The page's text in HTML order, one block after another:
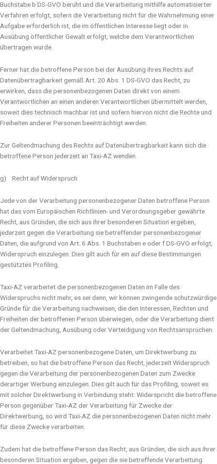
Buchstabe b DS-GVO beruht und die Verarbeitung mithilfe automatisierter
Verfahren erfolgt, sofern die Verarbeitung nicht für die Wahrnehmung einer
Aufgabe erforderlich ist, die im öffentlichen Interesse liegt oder in
Ausübung öffentlicher Gewalt erfolgt, welche dem Verantwortlichen
übertragen wurde.
Ferner hat die betroffene Person bei der Ausübung ihres Rechts auf
Datenübertragbarkeit gemäß Art. 20 Abs. 1 DS-GVO das Recht, zu
erwirken, dass die personenbezogenen Daten direkt von einem
Verantwortlichen an einen anderen Verantwortlichen übermittelt werden,
soweit dies technisch machbar ist und sofern hiervon nicht die Rechte und
Freiheiten anderer Personen beeinträchtigt werden.
Zur Geltendmachung des Rechts auf Datenübertragbarkeit kann sich die
betroffene Person jederzeit an Taxi-AZ wenden.
g) Recht auf Widerspruch
Jede von der Verarbeitung personenbezogener Daten betroffene Person
hat das vom Europäischen Richtlinien- und Verordnungsgeber gewährte
Recht, aus Gründen, die sich aus ihrer besonderen Situation ergeben,
jederzeit gegen die Verarbeitung sie betreffender personenbezogener
Daten, die aufgrund von Art. 6 Abs. 1 Buchstaben e oder f DS-GVO erfolgt,
Widerspruch einzulegen. Dies gilt auch für ein auf diese Bestimmungen
gestütztes Profiling.
Taxi-AZ verarbeitet die personenbezogenen Daten im Falle des
Widerspruchs nicht mehr, es sei denn, wir können zwingende schutzwürdige
Gründe für die Verarbeitung nachweisen, die den Interessen, Rechten und
Freiheiten der betroffenen Person überwiegen, oder die Verarbeitung dient
der Geltendmachung, Ausübung oder Verteidigung von Rechtsansprüchen.
Verarbeitet Taxi-AZ personenbezogene Daten, um Direktwerbung zu
betreiben, so hat die betroffene Person das Recht, jederzeit Widerspruch
gegen die Verarbeitung der personenbezogenen Daten zum Zwecke
derartiger Werbung einzulegen. Dies gilt auch für das Profiling, soweit es
mit solcher Direktwerbung in Verbindung steht. Widerspricht die betroffene
Person gegenüber Taxi-AZ der Verarbeitung für Zwecke der
Direktwerbung, so wird Taxi-AZ die personenbezogenen Daten nicht mehr
für diese Zwecke verarbeiten.
Zudem hat die betroffene Person das Recht, aus Gründen, die sich aus ihrer
besonderen Situation ergeben, gegen die sie betreffende Verarbeitung